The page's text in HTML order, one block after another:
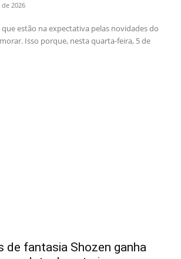
2026
que estão na expectativa pelas novidades do
Isso porque, nesta quarta-feira, 5 de
de fantasia Shozen ganha